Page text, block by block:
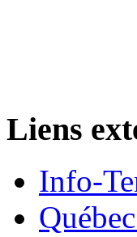
Liens
Info-